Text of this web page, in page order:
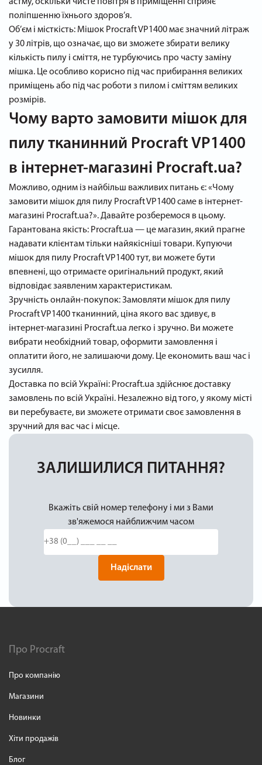
поліпшенню їхнього здоров’я.
Об’єм і місткість: Мішок Procraft VP1400 має значний літраж
у 30 літрів, що означає, що ви зможете збирати велику
кількість пилу і сміття, не турбуючись про часту заміну
мішка. Це особливо корисно під час прибирання великих
приміщень або під час роботи з пилом і сміттям великих
розмірів.
Чому варто замовити мішок для
пилу тканинний Procraft VP1400
в інтернет-магазині Procraft.ua?
Можливо, одним із найбільш важливих питань є: «Чому
замовити мішок для пилу Procraft VP1400 саме в інтернет-
магазині Procraft.ua?». Давайте розберемося в цьому.
Гарантована якість: Procraft.ua — це магазин, який прагне
надавати клієнтам тільки найякісніші товари. Купуючи
мішок для пилу Procraft VP1400 тут, ви можете бути
впевнені, що отримаєте оригінальний продукт, який
відповідає заявленим характеристикам.
Зручність онлайн-покупок: Замовляти мішок для пилу
Procraft VP1400 тканинний, ціна якого вас здивує, в
інтернет-магазині Procraft.ua легко і зручно. Ви можете
вибрати необхідний товар, оформити замовлення і
оплатити його, не залишаючи дому. Це економить ваш час і
зусилля.
Доставка по всій Україні: Procraft.ua здійснює доставку
замовлень по всій Україні. Незалежно від того, у якому місті
ви перебуваєте, ви зможете отримати своє замовлення в
зручний для вас час і місце.
ЗАЛИШИЛИСЯ ПИТАННЯ?
Вкажіть свій номер телефону і ми з Вами
зв'яжемося найближчим часом
Надіслати
Про Procraft
Про компанію
Магазини
Новинки
Хіти продажів
Блог